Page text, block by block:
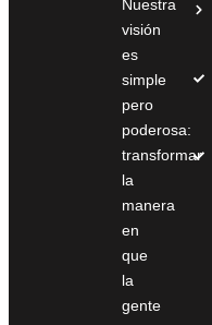
Nuestra
visión
es
simple
pero
poderosa:
transformar
la
manera
en
que
la
gente